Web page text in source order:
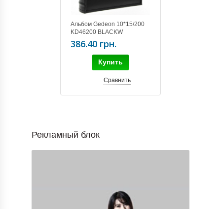
Альбом Gedeon 10*15/200
KD46200 BLACKW
386.40 грн.
Купить
Сравнить
Рекламный блок